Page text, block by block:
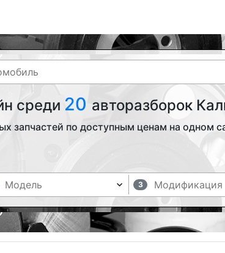
среди 20 авторазборок
запчастей по доступным ценам на одном
3